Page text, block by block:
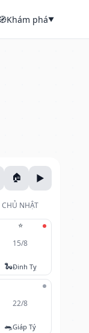
Khám phá▼
CHỦ NHẬT
⭐
15/8
🐍Đinh Tỵ
22/8
🐀Giáp Tý